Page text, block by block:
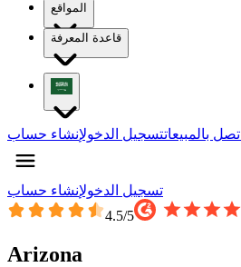
المواقع
قاعدة المعرفة
اتصل بالمبيعاتتسجيل الدخولإنشاء حساب
تسجيل الدخولإنشاء حساب
4.5/5
Arizona